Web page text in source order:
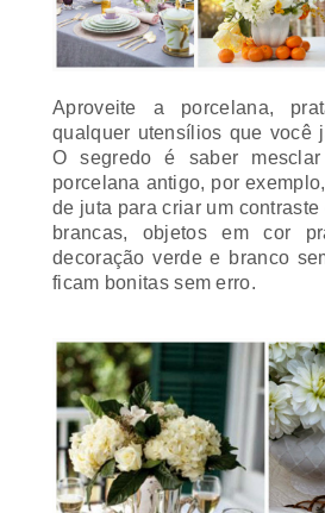
Aproveite a porcelana,
qualquer utensílios que você
O segredo é saber
porcelana antigo, por
de juta para criar um
brancas, objetos em cor
decoração verde e branco
ficam bonitas sem erro.